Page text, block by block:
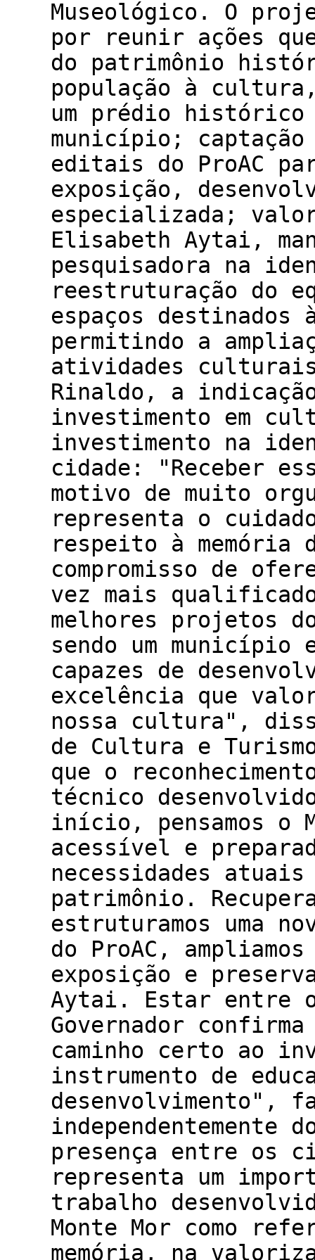
Museológico. O
por reunir ações
do patrimônio
população à
um prédio histórico
município;
editais do ProAC
exposição,
especializada;
Elisabeth Aytai,
pesquisadora na
reestruturação do
espaços destinados
permitindo a
atividades
Rinaldo, a
investimento em
investimento na
cidade: "Receber
motivo de muito
representa o
respeito à memória
compromisso de
vez mais
melhores projetos
sendo um município
capazes de
excelência que
nossa cultura",
de Cultura e
que o
técnico
início, pensamos o
acessível e
necessidades
patrimônio.
estruturamos uma
do ProAC,
exposição e
Aytai. Estar entre
Governador
caminho certo ao
instrumento de
desenvolvimento",
presença entre os
representa um
trabalho
Monte Mor como
memória, na